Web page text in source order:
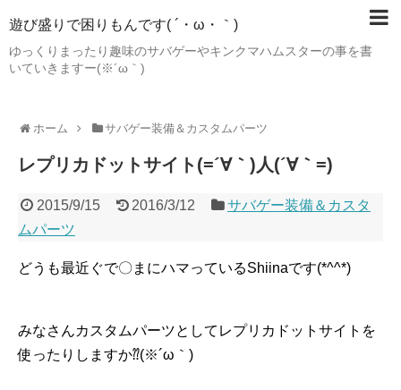
遊び盛りで困りもんです( ´・ω・｀)
ゆっくりまったり趣味のサバゲーやキンクマハムスターの事を書
いていきますー(※´ω｀)
ホーム サバゲー装備＆カスタムパーツ
レプリカドットサイト(=´∀｀)人(´∀｀=)
2015/9/15 2016/3/12
サバゲー装備＆カスタ
ムパーツ
どうも最近ぐで〇まにハマっているShiinaです(*^^*)
みなさんカスタムパーツとしてレプリカドットサイトを
使ったりしますか⁇(※´ω｀)